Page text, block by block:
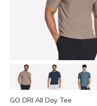
GO DRI All Day Tee